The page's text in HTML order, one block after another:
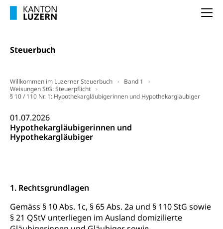
Steuerbuch
Willkommen im Luzerner Steuerbuch
Band 1
Weisungen StG: Steuerpflicht
§ 10 / 110 Nr. 1: Hypothekargläubigerinnen und Hypothekargläubiger
01.07.2026
Hypothekargläubigerinnen und
Hypothekargläubiger
1. Rechtsgrundlagen
Gemäss § 10 Abs. 1c, § 65 Abs. 2a und § 110 StG sowie
§ 21 QStV unterliegen im Ausland domizilierte
Adoptivkind, Adoptiveltern, Adoptionsvermittlung,
Niederlassung, Wohnsitz
Reisepass, Identitätskarte, Visum, Geburtsurkunde
Jagdausweis, Fischereiausweis
Reisepass, Identitätskarte
Strassenverkehrsamt (Führerausweis,
Fahrzeugausweis)
Einbürgerungsverfahren
Einbürgerungen
Geburt